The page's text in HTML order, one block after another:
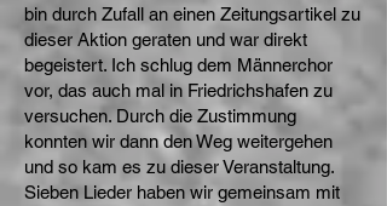
bin durch Zufall an einen Zeitungsartikel zu
dieser Aktion geraten und war direkt
begeistert. Ich schlug dem Männerchor
vor, das auch mal in Friedrichshafen zu
versuchen. Durch die Zustimmung
konnten wir dann den Weg weitergehen
und so kam es zu dieser Veranstaltung.
Sieben Lieder haben wir gemeinsam mit